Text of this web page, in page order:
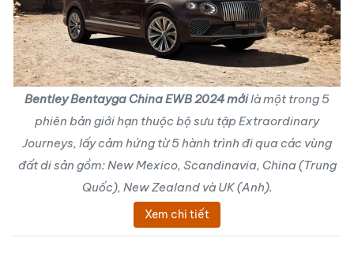
Bentley Bentayga China EWB 2024 mớilà một trong 5
phiên bản giới hạn thuộc bộ sưu tập Extraordinary
Journeys, lấy cảm hứng từ 5 hành trình đi qua các vùng
đất di sản gồm: New Mexico, Scandinavia, China (Trung
Quốc), New Zealand và UK (Anh).
Xem chi tiết